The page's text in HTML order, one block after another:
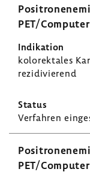
PET/
kolo­rek­tales
rezi­di­vie­rend
Verfahren
PET/